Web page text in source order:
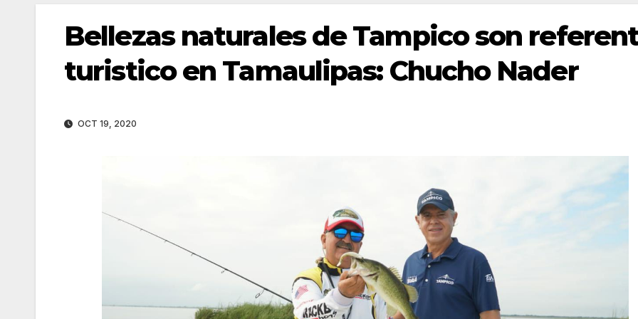
Bellezas naturales de Tampico son
turistico en Tamaulipas: Chucho Nader
OCT 19, 2020